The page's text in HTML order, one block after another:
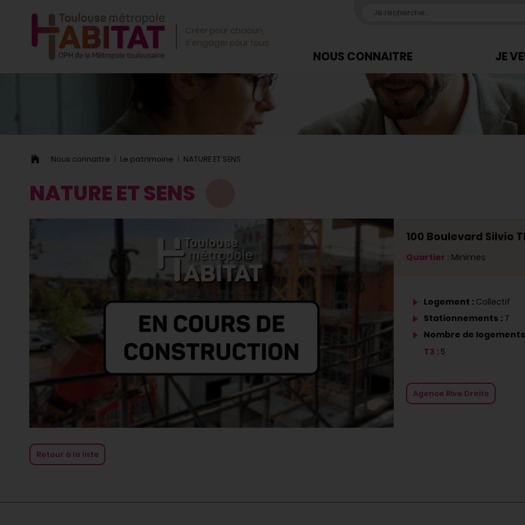
Créer pour chacun,
s'engager pour tous
NOUS CONNAITRE JE
Nous connaitre Le patrimoine NATURE ET SENS
NATURE ET SENS
100 Boulevard Silvio
Quartier : Minimes
Logement : Collectif
Stationnements : 7
Nombre de
T3 : 5
Agence Rive Droite
Retour à la liste